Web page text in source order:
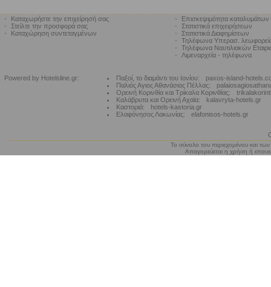
Καταχωρήστε την επιχείρησή σας
Στείλτε την προσφορά σας
Καταχώρηση συντεταγμένων
Επισκεψιμότητα καταλυμάτων
Στατιστικά επιχειρήσεων
Στατιστικά Διαφημίσεων
Τηλέφωνα Υπερασ.
Τηλέφωνα Ναυτιλιακών
Λιμεναρχεία - τηλέφωνα
Powered by Hotelsline.gr: Παξοί, το διαμάντι του Ιονίου:
paxos-island-
Παλιός Αγιος Αθανάσιος Πέλλας:
Ορεινή Κορινθία και Τρίκαλα Κορινθίας:
Καλάβρυτα και Ορεινή Αχαϊα:
kalavryta-hotels.gr
Καστοριά:
hotels-kastoria.gr
Ελαφόνησος Λακωνίας:
elafonisos-hotels.gr
Το σύνολο του περιεχομένου και
Απαγορεύεται η χρήση ή